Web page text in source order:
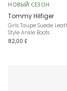
НОВЫЙ СЕЗОН
Tommy Hilfiger
Girls Taupe Suede
Style Ankle Boots
82,00 £